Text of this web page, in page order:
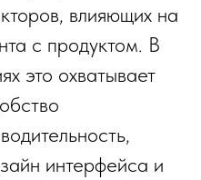
влияющих на
с продуктом. В
это охватывает
интерфейса и